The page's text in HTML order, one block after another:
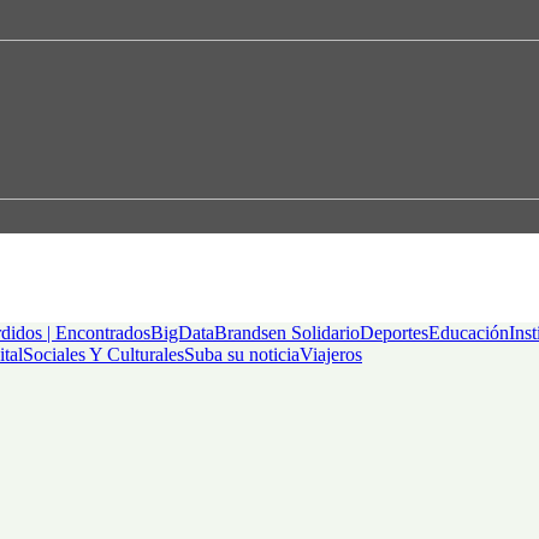
| EncontradosBigDataBrandsen SolidarioDeportesEducación
Sociales Y CulturalesSuba su noticiaViajeros